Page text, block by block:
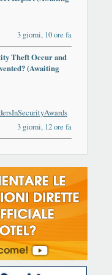
3 giorni, 10 ore fa
Theft Occur and
(Awaiting
3 giorni, 12 ore fa